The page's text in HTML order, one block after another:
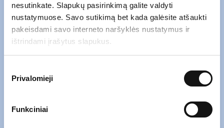
nesutinkate. Slapukų pasirinkimą galite valdyti
nustatymuose. Savo sutikimą bet kada galėsite atšaukti
pakeisdami savo interneto naršyklės nustatymus ir
ištrindami įrašytus slapukus.
pasirinkimas
Privalomieji
Funkciniai
žemiau esančią formą.